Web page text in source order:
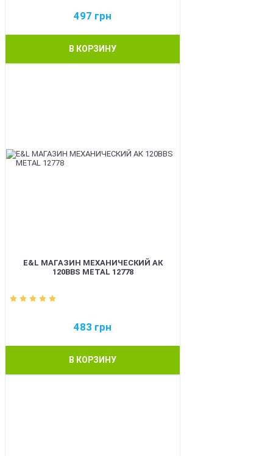
497 грн
В КОРЗИНУ
E&L МАГАЗИН МЕХАНИЧЕСКИЙ АК
120BBS METAL 12778
483 грн
В КОРЗИНУ